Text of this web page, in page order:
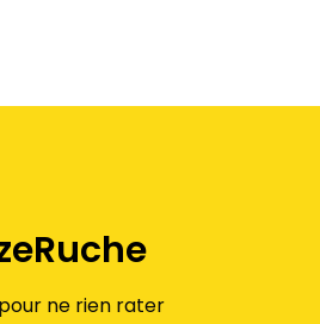
ne rien rater